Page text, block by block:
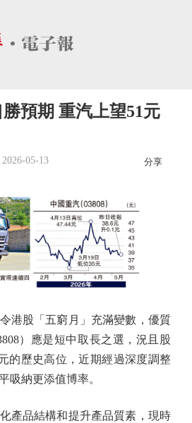
預期 重汽上望51元
2026-05-13 分享
股「五窮月」充滿變數，優質
）應是短中取長之選，況且股
的歷史高位，近期經過深度調整
吸納更添值博率。
品結構和提升產品質素，現時